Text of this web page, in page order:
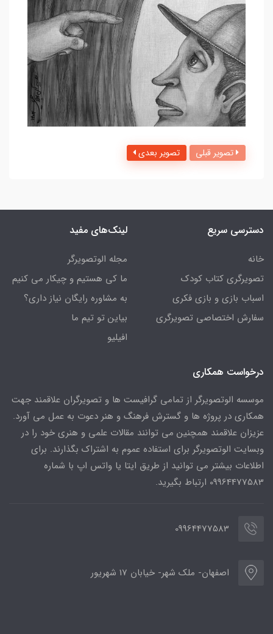
تصویر قبلی تصویر بعدی
دسترسی سریع
خانه
تصویرگری کتاب کودک
اسباب بازی و بازی فکری
سفارش اختصاصی تصویرگری
لینک‌های مفید
مجله الوتصویرگر
ما کی هستیم و چیکار می کنیم
به مشاوره رایگان نیاز داری؟
بیاین تو تیم ما
افیلیو
درخواست همکاری
موسسه الوتصویرگر از تمامی گرافیست ها و تصویرگران علاقمند جهت
همکاری در پروژه ها و گسترش فرهنگ و هنر دعوت به عمل می آورد.
عزیزان علاقمند همچنین می توانند مقالات علمی و هنری خود را در
وبسایت الوتصویرگر برای استفاده عموم به اشتراک بگذارند. برای
اطلاعات بیشتر می توانید از طریق ایتا یا واتس اپ با شماره
09964477583 ارتباط بگیرید.
09964477583
اصفهان- ملک شهر- خیابان 17 شهریور